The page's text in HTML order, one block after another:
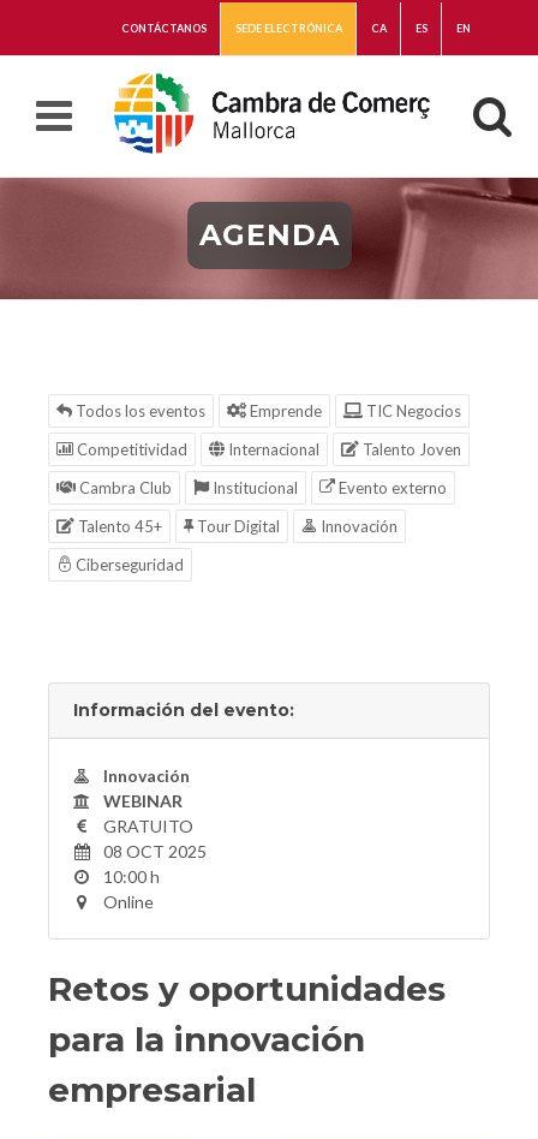
CONTÁCTANOS SEDE ELECTRÓNICA CA ES EN
AGENDA
Todos los eventos Emprende
TIC Negocios
Competitividad
Internacional
Talento Joven
Cambra Club
Institucional
Evento externo
Talento 45+
Tour Digital
Innovación
Ciberseguridad
Información del evento:
Innovación
WEBINAR
GRATUITO
08 OCT 2025
10:00 h
Online
Retos y oportunidades
para la innovación
empresarial